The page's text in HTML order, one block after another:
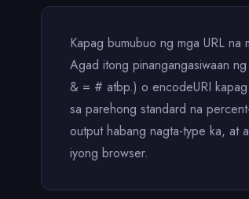
Kapag bumubuo ng mga URL
Agad itong pinangangasiwaan
& = # atbp.) o encodeURI kapag
sa parehong standard na
output habang nagta-type ka, at
iyong browser.